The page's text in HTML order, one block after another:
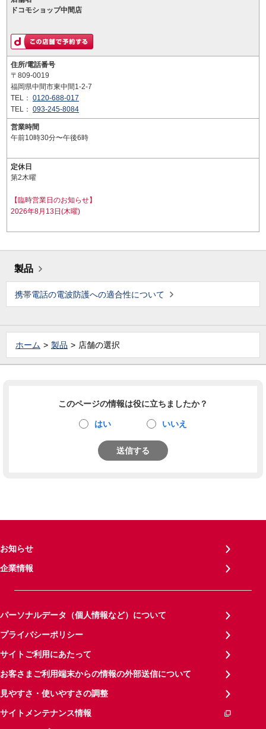
ドコモショップ中間店
住所/電話番号
〒809-0019
福岡県中間市東中間1-2-7
TEL： 0120-688-017
TEL： 093-245-8084
営業時間
午前10時30分〜午後6時
定休日
第2木曜
【臨時営業日のお知らせ】
2026年8月13日(木曜)
製品
携帯電話の電波防護への適合性について
ホーム 製品 店舗の選択
このページの情報は役に立ちましたか？
はい いいえ
送信する
お知らせ
企業情報
パーソナルデータ（個人情報など）について
プライバシーポリシー
サイトご利用にあたって
お客さまご利用端末からの情報の外部送信について
見やすさ・使いやすさの調整
サイトメンテナンス情報